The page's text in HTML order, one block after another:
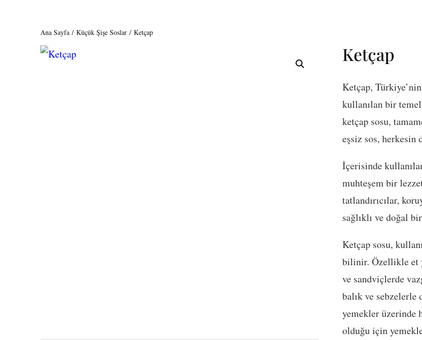
Ana Sayfa/ Küçük Şişe Soslar/ Ketçap
Ketçap
Ketçap,
kullanılan bir
ketçap sosu,
eşsiz sos, herkesin
İçerisinde
muhteşem bir
tatlandırıcılar,
sağlıklı ve doğal
Ketçap sosu,
bilinir. Özellikle et
ve sandviçlerde
balık ve sebzelerle
yemekler üzerinde
olduğu için